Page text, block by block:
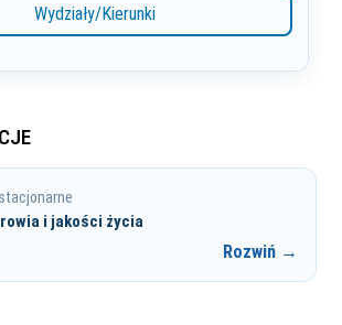
Wydziały/Kierunki
i jakości życia
Rozwiń →